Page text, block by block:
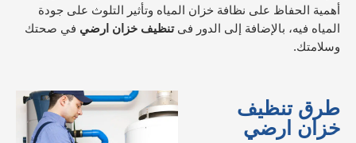
أهمية الحفاظ على نظافة خزان المياه وتأثير التلوث على جودة
المياه فيه، بالإضافة إلى الدور فىتنظيف خزان ارضي في صحتك
وسلامتك.
طرق تنظيف
خزان ارضي